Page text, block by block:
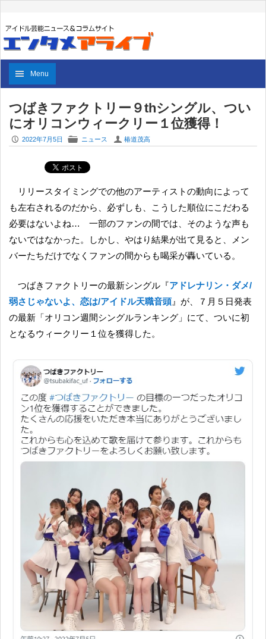
Menu
つばきファクトリー９thシングル、つい
にオリコンウィークリー１位獲得！
P 2022年7月5日 F ニュース U 椿道茂高
リリースタイミングでの他のアーティストの動向によって
も左右されるのだから、必ずしも、こうした順位にこだわる
必要はないよね… 一部のファンの間では、そのような声も
ないではなかった。しかし、やはり結果が出て見ると、メン
バーたちだけでなくファンの間からも喝采が轟いている。
つばきファクトリーの最新シングル『アドレナリン・ダメ/
弱さじゃないよ、恋は/アイドル天職音頭 』が、７月５日発表
の最新「オリコン週間シングルランキング」にて、ついに初
となるウィークリー１位を獲得した。